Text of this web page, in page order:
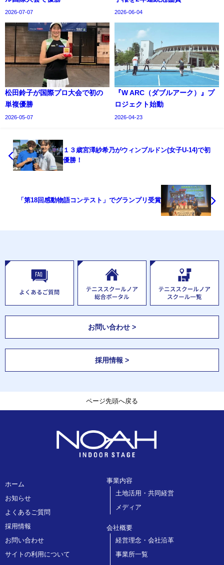
2026-07-07 2026-06-04
松田鈴子が国際プロ大会で初の
単複優勝
2026-05-07
『W ARC（ダブルアーク）』プ
ロジェクト始動
2026-04-23
１３歳宮澤紗希乃がウィンブルドン(女子U-14)で初
優勝！
「第18回感動物語コンテスト」でグランプリ受賞
お問い合わせ >
採用情報 >
ページ先頭へ戻る
ホーム
お知らせ
よくあるご質問
採用情報
お問い合わせ
サイトの利用について
事業内容
土地活用・共同経営
メディア
会社概要
経営理念・会社沿革
事業所一覧